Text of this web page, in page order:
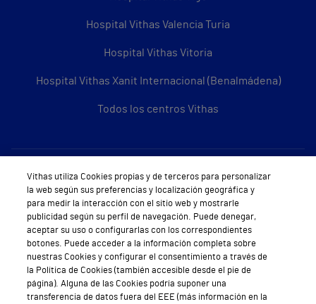
Hospital Vithas Valencia Turia
Hospital Vithas Vitoria
Hospital Vithas Xanit Internacional (Benalmádena)
Todos los centros Vithas
Sobre Vithas
Quiénes somos
Trabajar en Vithas
Teléfono Cita Médica
Teléfono Atención al Cliente
Vithas utiliza Cookies propias y de terceros para personalizar
la web según sus preferencias y localización geográfica y
para medir la interacción con el sitio web y mostrarle
publicidad según su perfil de navegación. Puede denegar,
aceptar su uso o configurarlas con los correspondientes
botones. Puede acceder a la información completa sobre
nuestras Cookies y configurar el consentimiento a través de
la Política de Cookies (también accesible desde el pie de
página). Alguna de las Cookies podría suponer una
transferencia de datos fuera del EEE (más información en la